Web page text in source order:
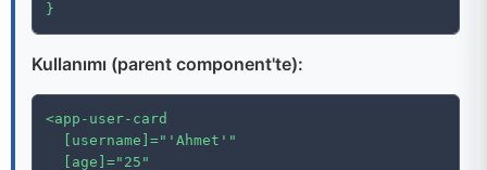
}
Kullanımı (parent component'te):
<app-user-card
  [username]="'Ahmet'"
  [age]="25"